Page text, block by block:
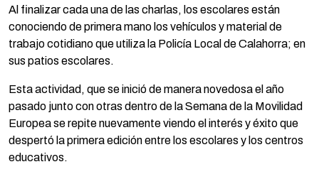
Al finalizar cada una de las charlas, los escolares están
conociendo de primera mano los vehículos y material de
trabajo cotidiano que utiliza la Policía Local de Calahorra; en
sus patios escolares.
Esta actividad, que se inició de manera novedosa el año
pasado junto con otras dentro de la Semana de la Movilidad
Europea se repite nuevamente viendo el interés y éxito que
despertó la primera edición entre los escolares y los centros
educativos.